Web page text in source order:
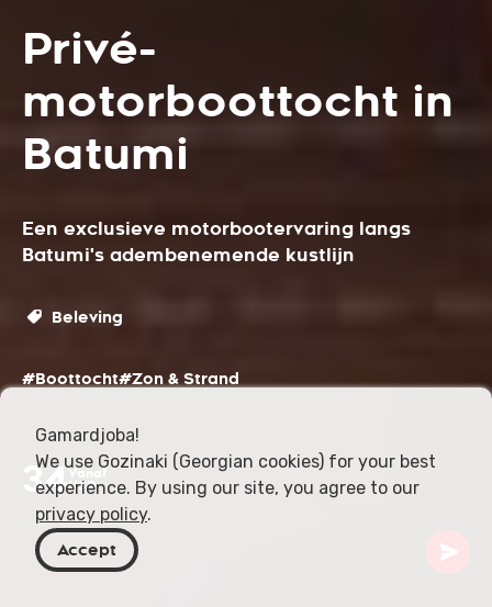
Privé-
motorboottocht in
Batumi
Een exclusieve motorbootervaring langs
Batumi's adembenemende kustlijn
Beleving
#Boottocht#Zon & Strand
34USD
Gamardjoba!
We use Gozinaki (Georgian cookies) for your best
experience. By using our site, you agree to our
privacy policy.
Accept